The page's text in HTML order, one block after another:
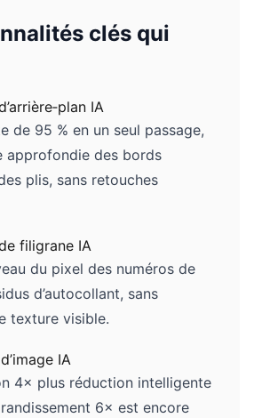
clés qui
IA
de 95 % en un seul passage,
approfondie des bords
plis, sans retouches
filigrane IA
du pixel des numéros de
d’autocollant, sans
texture visible.
IA
4× plus réduction intelligente
6× est encore